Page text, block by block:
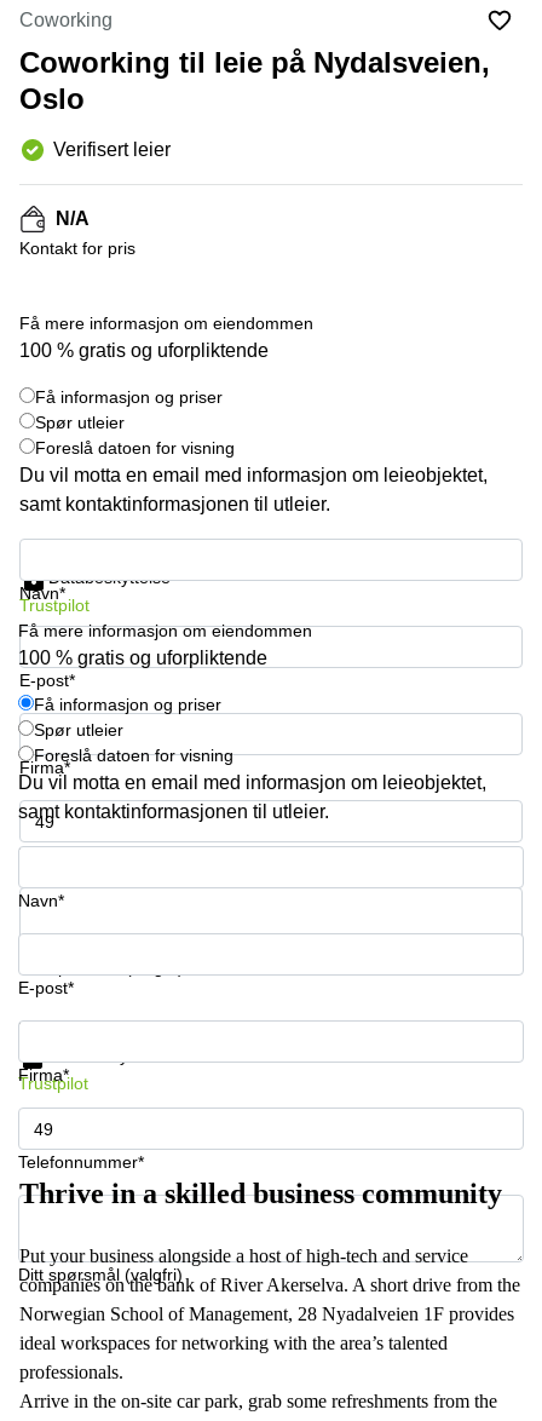
kontor
Oslo
Bergen
Bergen
Møterom
Næringslokaler
til leie
Trondheim
Kontorhotell
Trondheim
Kontorfellesskap
Trondheim
Leie
kontor
Drammen
Leie
kontor
Bærum
Coworking
Bærum
Leie
Eidsvoll
Fjordalléen
Nydalsveien
28 Oslo
Fridtjof
Oslo
Hagaløkkveien
Martin
Linges
vei 25
Fornebu
Lysaker
Torg 5
Bærum
Professor
Kohts
Lysaker
Strandveien
6 Drammen
Lars
Hilles
gate 30
Bergen
Kasperveien
1 Våler
Meierigata
Elverum
Hammerstadvegen
17A
Coworking
Coworking til leie på Nydalsveien,
Oslo
Verifisert leier
N/A
Kontakt for pris
Få mere informasjon om eiendommen
100 % gratis og uforpliktende
Få informasjon og priser
Spør utleier
Foreslå datoen for visning
Du vil motta en email med informasjon om leieobjektet,
samt kontaktinformasjonen til utleier.
Navn*
E-post*
Firma*
Telefonnummer*
Databeskyttelse
Trustpilot
Få mere informasjon om eiendommen
100 % gratis og uforpliktende
Få informasjon og priser
Spør utleier
Foreslå datoen for visning
Du vil motta en email med informasjon om leieobjektet,
samt kontaktinformasjonen til utleier.
Navn*
E-post*
Firma*
Telefonnummer*
Ditt spørsmål (valgfri)
Få informasjon og priser
Trustpilot
Thrive in a skilled business community
Put your business alongside a host of high-tech and service
companies on the bank of River Akerselva. A short drive from the
Norwegian School of Management, 28 Nyadalveien 1F provides
ideal workspaces for networking with the area’s talented
professionals.
Arrive in the on-site car park, grab some refreshments from the